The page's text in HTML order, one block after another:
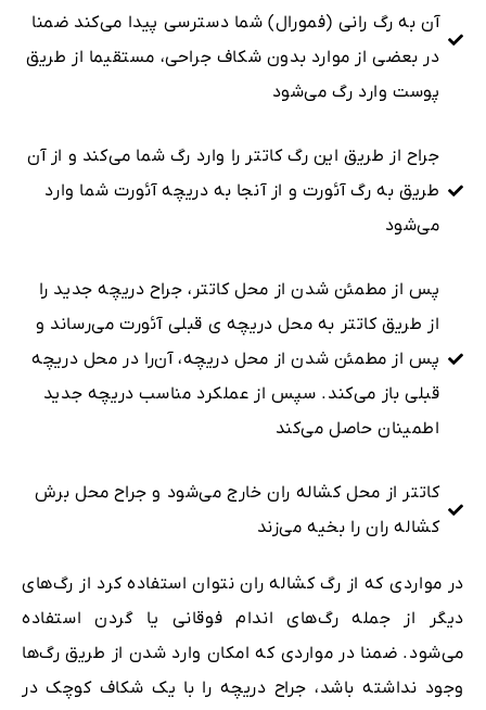
آن به رگ رانی (فمورال) شما دسترسی پیدا می‌کند ضمنا
در بعضی از موارد بدون شکاف جراحی، مستقیما از طریق
پوست وارد رگ می‌شود
جراح از طریق این رگ کاتتر را وارد رگ شما می‌کند و از آن
طریق به رگ آئورت و از آنجا به دریچه آئورت شما وارد
می‌شود
پس از مطمئن شدن از محل کاتتر، جراح دریچه جدید را
از طریق کاتتر به محل دریچه ی قبلی آئورت می‌رساند و
پس از مطمئن شدن از محل دریچه، آن‌را در محل دریچه
قبلی باز می‌کند. سپس از عملکرد مناسب دریچه جدید
اطمینان حاصل می‌کند
کاتتر از محل کشاله ران خارج می‌شود و جراح محل برش
کشاله ران را بخیه می‌زند
در مواردی که از رگ کشاله ران نتوان استفاده کرد از رگ‌های
دیگر از جمله رگ‌های اندام فوقانی یا گردن استفاده
می‌شود. ضمنا در مواردی که امکان وارد شدن از طریق رگ‌ها
وجود نداشته باشد، جراح دریچه را با یک شکاف کوچک در